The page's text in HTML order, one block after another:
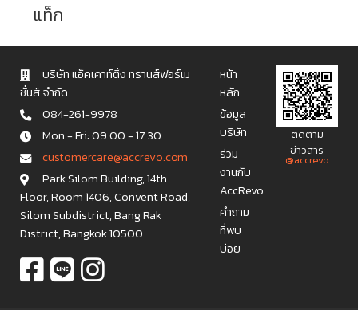
แท็ก
บริษัท แอ็คเคาท์ติ้ง ทรานส์ฟอร์เม
ชั่นส์ จำกัด
084-261-9978
Mon - Fri: 09.00 - 17.30
c u s t o m e r c a r e @ a c c r e v o . c o m
Park Silom Building, 14th
Floor, Room 1406, Convent Road,
Silom Subdistrict, Bang Rak
District, Bangkok 10500
หน้า
หลัก
ข้อมูล
บริษัท
ร่วม
งานกับ
AccRevo
คำถาม
ที่พบ
บ่อย
ติดตาม
ข่าวสาร
@accrevo